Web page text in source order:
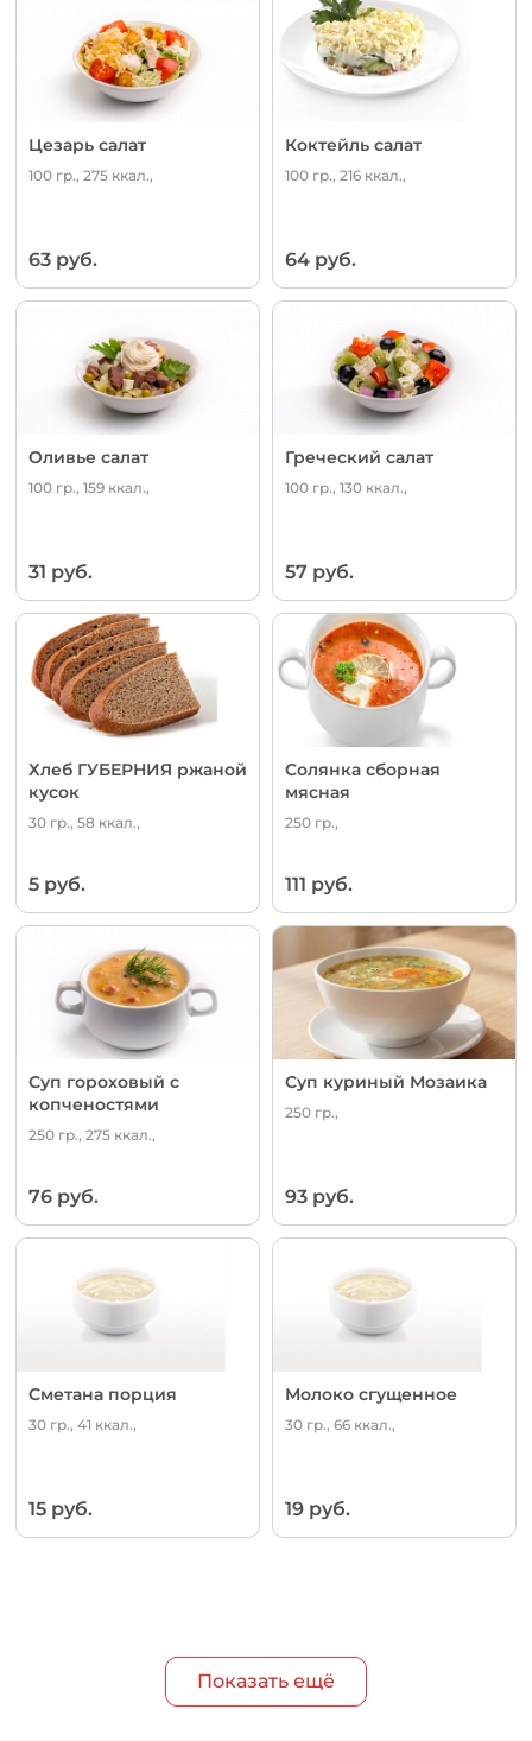
Цезарь салат
100 гр., 275 ккал.,
63 руб.
Коктейль салат
100 гр., 216 ккал.,
64 руб.
Оливье салат
100 гр., 159 ккал.,
31 руб.
Греческий салат
100 гр., 130 ккал.,
57 руб.
Хлеб ГУБЕРНИЯ ржаной
кусок
30 гр., 58 ккал.,
5 руб.
Солянка сборная
мясная
250 гр.,
111 руб.
Суп гороховый с
копченостями
250 гр., 275 ккал.,
76 руб.
Суп куриный Мозаика
250 гр.,
93 руб.
Сметана порция
30 гр., 41 ккал.,
15 руб.
Молоко сгущенное
30 гр., 66 ккал.,
19 руб.
Показать ещё